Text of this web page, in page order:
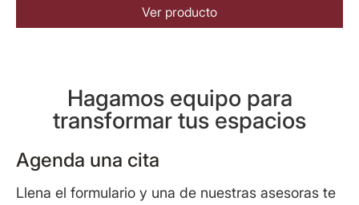
Ver producto
Hagamos equipo para
transformar tus espacios
Agenda una cita
Llena el formulario y una de nuestras asesoras te